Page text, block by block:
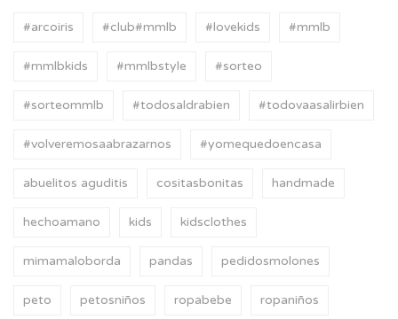
#arcoiris #club#mmlb #lovekids #mmlb
#mmlbkids #mmlbstyle #sorteo
#sorteommlb #todosaldrabien #todovaasalirbien
#volveremosaabrazarnos #yomequedoencasa
abuelitos aguditis cositasbonitas handmade
hechoamano kids kidsclothes
mimamaloborda pandas pedidosmolones
peto petosniños ropabebe ropaniños